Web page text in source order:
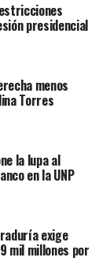
presidencial
menos
Torres
la lupa al
en la UNP
exige
mil millones por